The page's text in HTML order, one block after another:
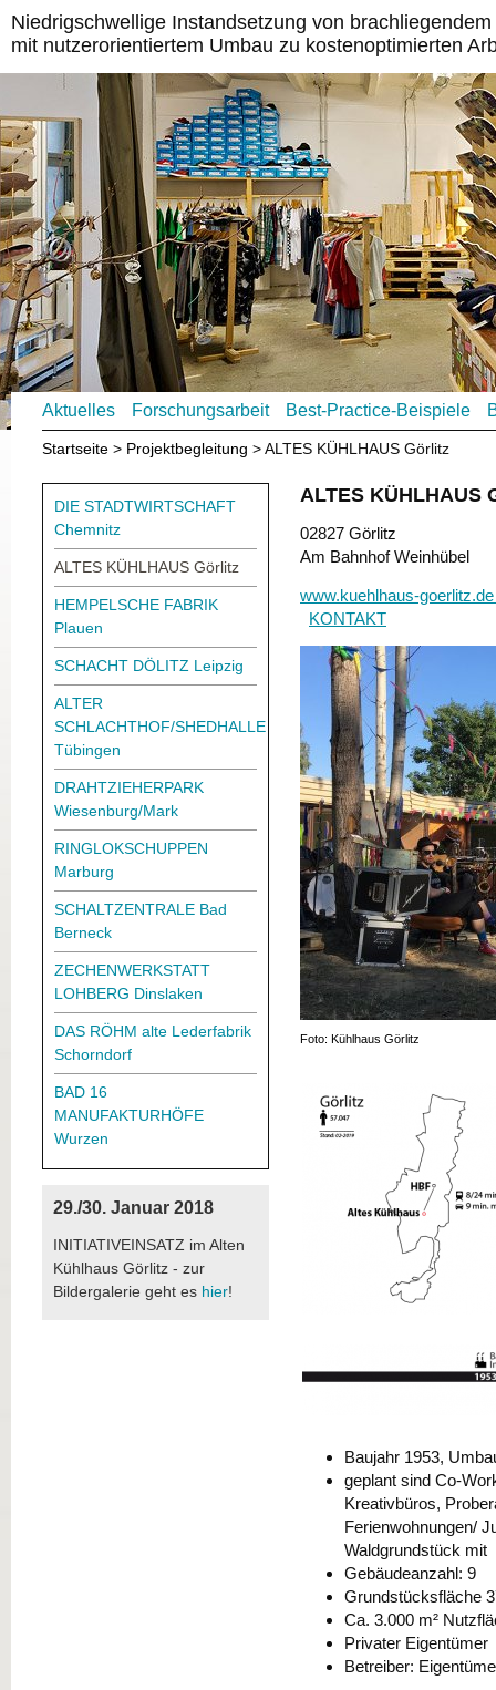
Niedrigschwellige Instandsetzung von
mit nutzerorientiertem Umbau zu kostenoptimierten
Aktuelles Forschungsarbeit Best-Practice-Beispiele
Startseite Projektbegleitung ALTES KÜHLHAUS Görlitz
DIE STADTWIRTSCHAFT
Chemnitz
ALTES KÜHLHAUS Görlitz
HEMPELSCHE FABRIK
Plauen
SCHACHT DÖLITZ Leipzig
ALTER
SCHLACHTHOF/SHEDHALLE
Tübingen
DRAHTZIEHERPARK
Wiesenburg/Mark
RINGLOKSCHUPPEN
Marburg
SCHALTZENTRALE Bad
Berneck
ZECHENWERKSTATT
LOHBERG Dinslaken
DAS RÖHM alte Lederfabrik
Schorndorf
BAD 16
MANUFAKTURHÖFE
Wurzen
29./30. Januar 2018
INITIATIVEINSATZ im Alten
Kühlhaus Görlitz - zur
Bildergalerie geht es hier!
ALTES KÜHLHAUS
02827 Görlitz
Am Bahnhof Weinhübel
www.kuehlhaus-
KONTAKT
Foto: Kühlhaus Görlitz
Baujahr 1953,
geplant sind Co-
Kreativbüros,
Ferienwohnungen/
Waldgrundstück mit
Gebäudeanzahl: 9
Grundstücksfläche
Ca. 3.000 m²
Privater Eigentümer
Betreiber: